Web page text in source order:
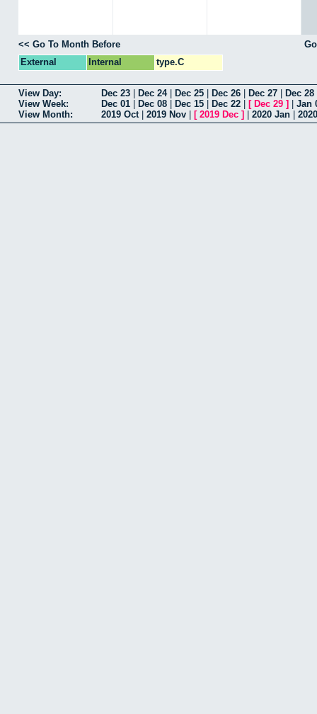
<< Go To Month Before
External
Internal type.C
View Day: Dec 23 Dec 24| Dec 25 Dec 26 Dec 27 Dec 28
View Week:
Dec 01 Dec 08 Dec 15 Dec 22 [ Dec 29 ]
Jan
View Month:
2019 Oct 2019 Nov [ 2019 Dec ] 2020 Jan